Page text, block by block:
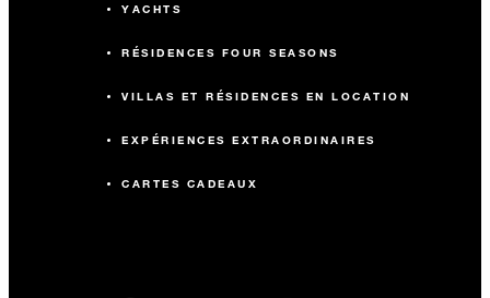
YACHTS
RÉSIDENCES FOUR SEASONS
VILLAS ET RÉSIDENCES EN LOCATION
EXPÉRIENCES EXTRAORDINAIRES
CARTES CADEAUX